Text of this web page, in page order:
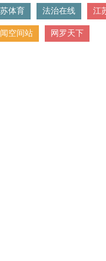
体育 法治在线 江
空间站 网罗天下